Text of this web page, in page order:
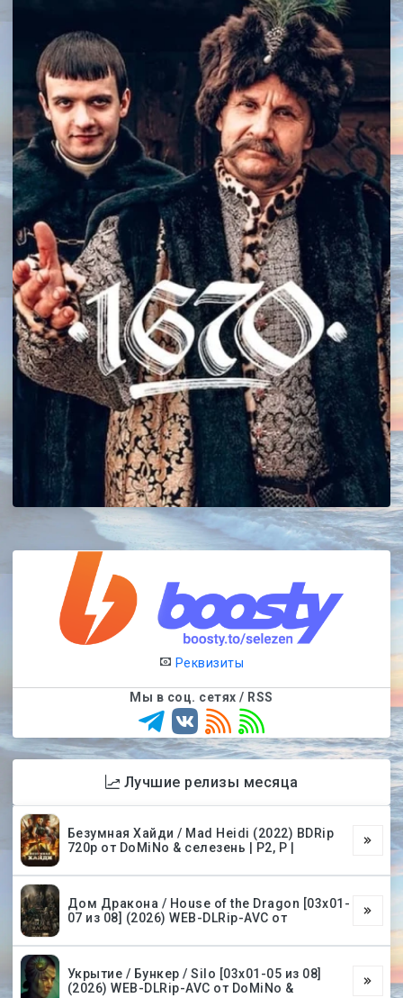
Реквизиты
Мы в соц. сетях / RSS
Лучшие релизы месяца
Безумная Хайди / Mad Heidi (2022) BDRip
720p от DoMiNo & селезень | P2, P |
Дом Дракона / House of the Dragon [03х01-
07 из 08] (2026) WEB-DLRip-AVC от
Укрытие / Бункер / Silo [03х01-05 из 08]
(2026) WEB-DLRip-AVC от DoMiNo &